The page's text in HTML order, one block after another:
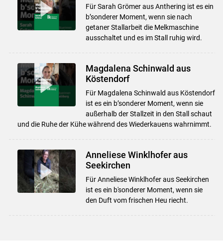
Für Sarah Grömer aus Anthering ist es ein
b’sonderer Moment, wenn sie nach
getaner Stallarbeit die Melkmaschine
ausschaltet und es im Stall ruhig wird.
Magdalena Schinwald aus
Köstendorf
Für Magdalena Schinwald aus Köstendorf
ist es ein b’sonderer Moment, wenn sie
außerhalb der Stallzeit in den Stall schaut
und die Ruhe der Kühe während des Wiederkauens wahrnimmt.
Anneliese Winklhofer aus
Seekirchen
Für Anneliese Winklhofer aus Seekirchen
ist es ein b'sonderer Moment, wenn sie
den Duft vom frischen Heu riecht.